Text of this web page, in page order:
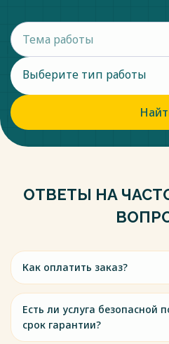
Выберите тип работы
ОТВЕТЫ НА
Как оплатить заказ?
Есть ли услуга безопасной
срок гарантии?